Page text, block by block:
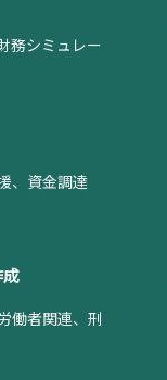
務シミュレー
、資金調達
成
働者関連、刑